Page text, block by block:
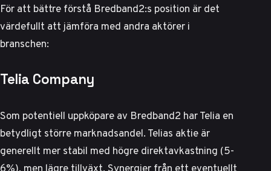
För att bättre förstå Bredband2:s position är det
värdefullt att jämföra med andra aktörer i
branschen:
Telia Company
Som potentiell uppköpare av Bredband2 har Telia en
betydligt större marknadsandel.Telias aktieär
generellt mer stabil med högre direktavkastning (5-
6%), men lägre tillväxt. Synergier från ett eventuellt